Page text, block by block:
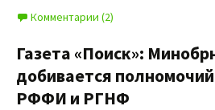
Комментарии (2)
Газета «Поиск»:
добивается
РФФИ и РГНФ